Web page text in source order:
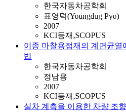
한국자동차공학회
표영덕(Youngdug Pyo)
2007
KCI등재,SCOPUS
이종 마찰용접재의 계면균
법
한국자동차공학회
정남용
2007
KCI등재,SCOPUS
실차 계측을 이용한 차량 조